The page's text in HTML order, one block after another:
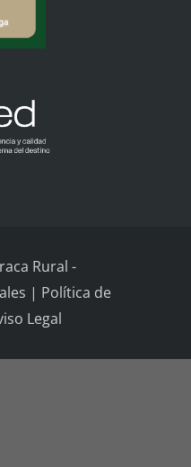
Rural -
| Política de
Legal